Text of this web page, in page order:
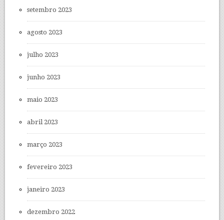
setembro 2023
agosto 2023
julho 2023
junho 2023
maio 2023
abril 2023
março 2023
fevereiro 2023
janeiro 2023
dezembro 2022